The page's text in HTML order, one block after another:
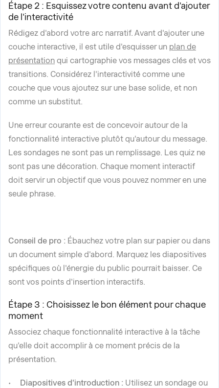
Étape 2 : Esquissez votre contenu avant d'ajouter
de l'interactivité
Rédigez d'abord votre arc narratif. Avant d'ajouter une
couche interactive, il est utile d'esquisser un plan de
présentation qui cartographie vos messages clés et vos
transitions. Considérez l'interactivité comme une
couche que vous ajoutez sur une base solide, et non
comme un substitut.
Une erreur courante est de concevoir autour de la
fonctionnalité interactive plutôt qu'autour du message.
Les sondages ne sont pas un remplissage. Les quiz ne
sont pas une décoration. Chaque moment interactif
doit servir un objectif que vous pouvez nommer en une
seule phrase.
Conseil de pro : Ébauchez votre plan sur papier ou dans
un document simple d'abord. Marquez les diapositives
spécifiques où l'énergie du public pourrait baisser. Ce
sont vos points d'insertion interactifs.
Étape 3 : Choisissez le bon élément pour chaque
moment
Associez chaque fonctionnalité interactive à la tâche
qu'elle doit accomplir à ce moment précis de la
présentation.
Diapositives d'introduction : Utilisez un sondage ou